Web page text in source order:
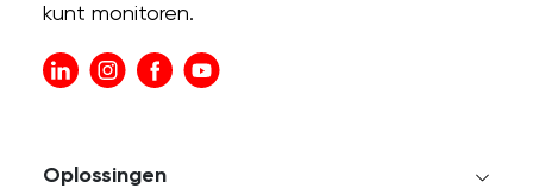
kunt monitoren.
Oplossingen